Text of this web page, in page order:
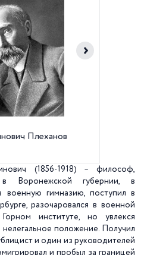
Плеханов
линия
(1856-1918) – философ,
в Воронежской губернии, в
военную гимназию, поступил в
разочаровался в военной
институте, но увлекся
положение. Получил
и один из руководителей
и пробыл за границей